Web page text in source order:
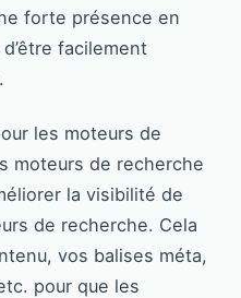
forte présence en
facilement
les moteurs de
moteurs de recherche
la visibilité de
de recherche. Cela
vos balises méta,
pour que les